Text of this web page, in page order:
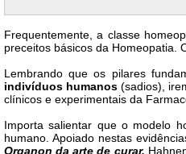
Frequentemente, a classe
preceitos básicos da Homeopatia.
Lembrando que os pilares
indivíduos humanos(sadios),
clínicos e experimentais da
Importa salientar que o modelo
humano. Apoiado nestas
Organon da arte de curar,